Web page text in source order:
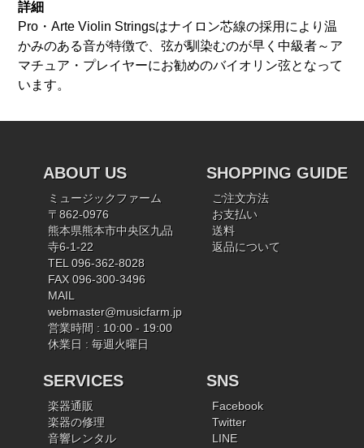
詳細
Pro・Arte Violin Stringsはナイロン芯線の採用により温
かみのある音が特徴で、弦が馴染むのが早く中級者～ア
マチュア・プレイヤーにお勧めのバイオリン弦となって
います。
ABOUT US
ミュージックファーム
〒862-0976
熊本県熊本市中央区九品
寺6-1-22
TEL 096-362-8028
FAX 096-300-3496
MAIL
webmaster@musicfarm.jp
営業時間 : 10:00 - 19:00
休業日 : 毎週火曜日
SHOPPING GUIDE
ご注文方法
お支払い
送料
返品について
SERVICES
楽器通販
楽器の修理
音響レンタル
SNS
Facebook
Twitter
LINE